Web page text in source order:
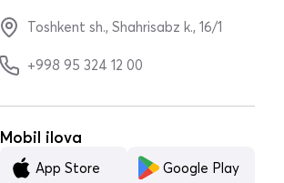
Toshkent sh., Shahrisabz k., 16/1
+998 95 324 12 00
Mobil ilova
App Store Google Play